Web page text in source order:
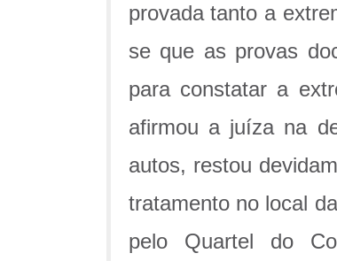
provada tanto a
se que as provas
para constatar a
afirmou a juíza na
autos, restou
tratamento no local
pelo Quartel do